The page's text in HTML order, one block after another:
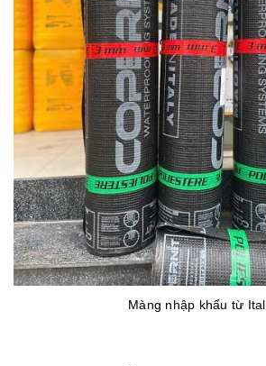
Màng nhập khẩu từ